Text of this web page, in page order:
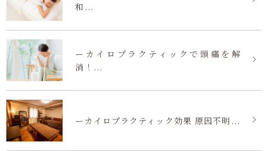
和...
ーカイロプラクティックで頭痛を解
消！...
ーカイロプラクティック効果 原因不明...